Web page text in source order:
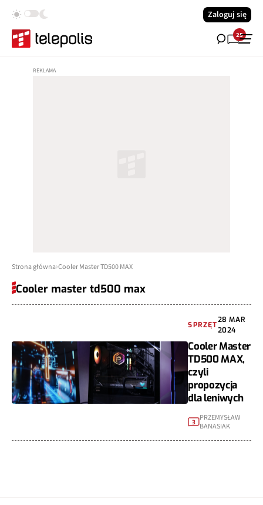
Zaloguj się
25
Strona główna Cooler Master TD500 MAX
Cooler master td500 max
SPRZĘT
28 MAR
2024
Cooler Master
TD500 MAX,
czyli
propozycja
dla leniwych
3
PRZEMYSŁAW
BANASIAK